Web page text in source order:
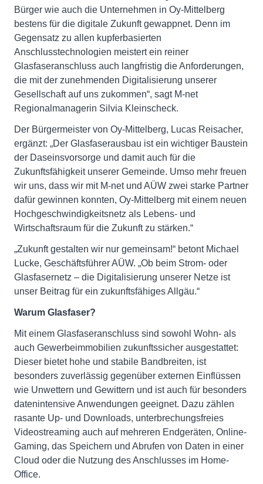
Bürger wie auch die Unternehmen in Oy-Mittelberg
bestens für die digitale Zukunft gewappnet. Denn im
Gegensatz zu allen kupferbasierten
Anschlusstechnologien meistert ein reiner
Glasfaseranschluss auch langfristig die Anforderungen,
die mit der zunehmenden Digitalisierung unserer
Gesellschaft auf uns zukommen“, sagt M-net
Regionalmanagerin Silvia Kleinscheck.
Der Bürgermeister von Oy-Mittelberg, Lucas Reisacher,
ergänzt: „Der Glasfaserausbau ist ein wichtiger Baustein
der Daseinsvorsorge und damit auch für die
Zukunftsfähigkeit unserer Gemeinde. Umso mehr freuen
wir uns, dass wir mit M-net und AÜW zwei starke Partner
dafür gewinnen konnten, Oy-Mittelberg mit einem neuen
Hochgeschwindigkeitsnetz als Lebens- und
Wirtschaftsraum für die Zukunft zu stärken.“
„Zukunft gestalten wir nur gemeinsam!“ betont Michael
Lucke, Geschäftsführer AÜW. „Ob beim Strom- oder
Glasfasernetz – die Digitalisierung unserer Netze ist
unser Beitrag für ein zukunftsfähiges Allgäu.“
Warum Glasfaser?
Mit einem Glasfaseranschluss sind sowohl Wohn- als
auch Gewerbeimmobilien zukunftssicher ausgestattet:
Dieser bietet hohe und stabile Bandbreiten, ist
besonders zuverlässig gegenüber externen Einflüssen
wie Unwettern und Gewittern und ist auch für besonders
datenintensive Anwendungen geeignet. Dazu zählen
rasante Up- und Downloads, unterbrechungsfreies
Videostreaming auch auf mehreren Endgeräten, Online-
Gaming, das Speichern und Abrufen von Daten in einer
Cloud oder die Nutzung des Anschlusses im Home-
Office.